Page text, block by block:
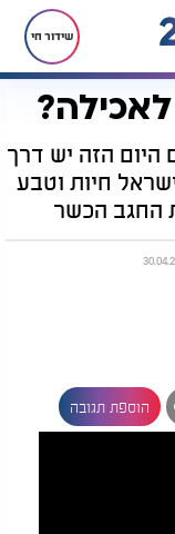
שידור חי
היום הזה יש דרך
חיות וטבע
החגב הכשר
הוספת תגובה